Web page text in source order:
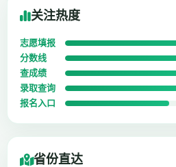
关注热度
志愿填报
分数线
查成绩
录取查询
报名入口
省份直达